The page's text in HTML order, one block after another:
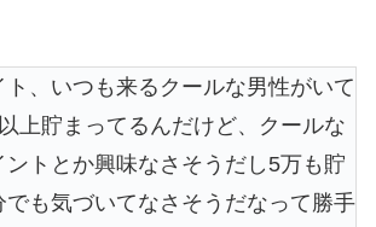
ト、いつも来るクールな男性がいて
上貯まってるんだけど、クールな
ントとか興味なさそうだし5万も貯
でも気づいてなさそうだなって勝手